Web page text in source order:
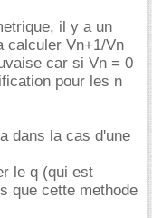
il y a un
calculer Vn+1/Vn
car si Vn = 0
pour les n
dans la cas d'une
le q (qui est
que cette methode